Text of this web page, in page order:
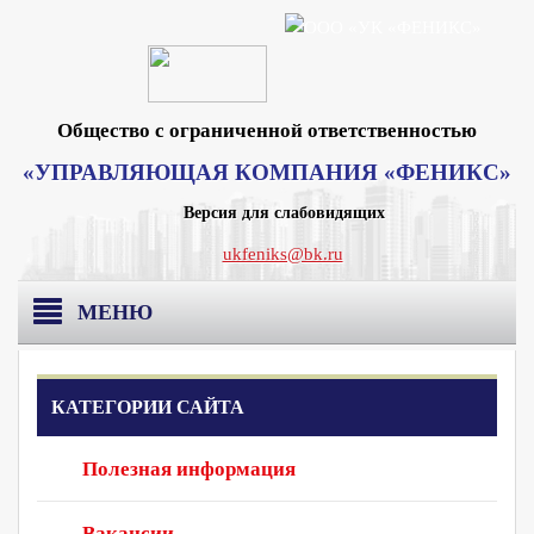
Общество с ограниченной ответственностью
«УПРАВЛЯЮЩАЯ КОМПАНИЯ «ФЕНИКС»
Версия для слабовидящих
ukfeniks@bk.ru
МЕНЮ
Главная
О компании
Реквизиты Москва
Раскрытие информации
КАТЕГОРИИ САЙТА
Полезная информация